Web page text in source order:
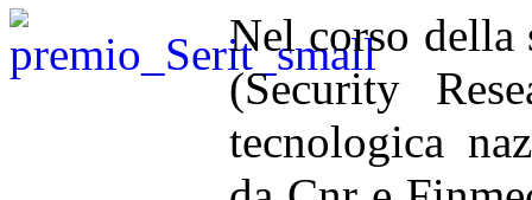
Nel corso della
(Security
tecnologica